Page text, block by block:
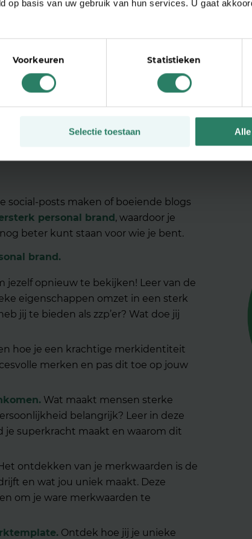
op basis van uw gebruik van hun services. U gaat
Voorkeuren Statistieken
Selectie toestaan
veel praktische oefeningen ga je jouw
branding-coach helpt je om jouw persoonlijke
social-posts maken of boeiende blogs
personal brand, waardoor je
beter kunt staan voor wie je bent.
brand.
jezelf opnieuw te bekijken! Leer van de
eigenschappen omzet in een sterk
jij te bieden als zzp’er? Wat doe jij
hoe je een krachtige merkidentiteit
merken en pas dit toe op jouw
. Wat maakt mensen sterke
belangrijk? Leer in deze
je superkracht maakt en waarom dit
ontdekken van je merkwaarden is de
en wat jou uniek maakt. Deze
om je ware merkwaarden te
Ontdek hoe jij je unieke